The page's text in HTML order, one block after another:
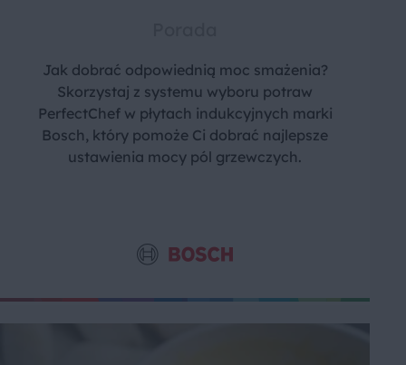
Jak dobrać odpowiednią moc smażenia?
Skorzystaj z systemu wyboru potraw
PerfectChef w płytach indukcyjnych marki
Bosch, który pomoże Ci dobrać najlepsze
ustawienia mocy pól grzewczych.